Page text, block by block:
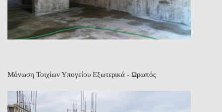
Μόνωση Τοιχίων Υπογείου Εξωτερικά - Ωρωπός